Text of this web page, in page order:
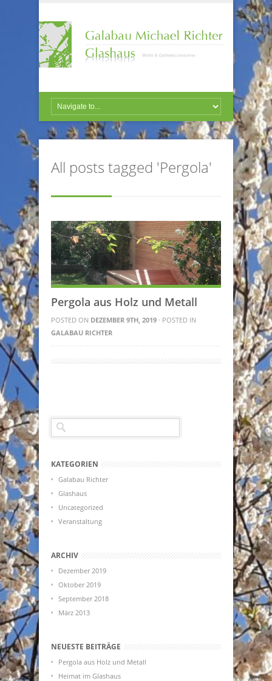
All posts tagged 'Pergola'
Pergola aus Holz und Metall
POSTED ON DEZEMBER 9TH, 2019 · POSTED IN
GALABAU RICHTER
KATEGORIEN
Galabau Richter
Glashaus
Uncategorized
Veranstaltung
ARCHIV
Dezember 2019
Oktober 2019
September 2018
März 2013
NEUESTE BEITRÄGE
Pergola aus Holz und Metall
Heimat im Glashaus